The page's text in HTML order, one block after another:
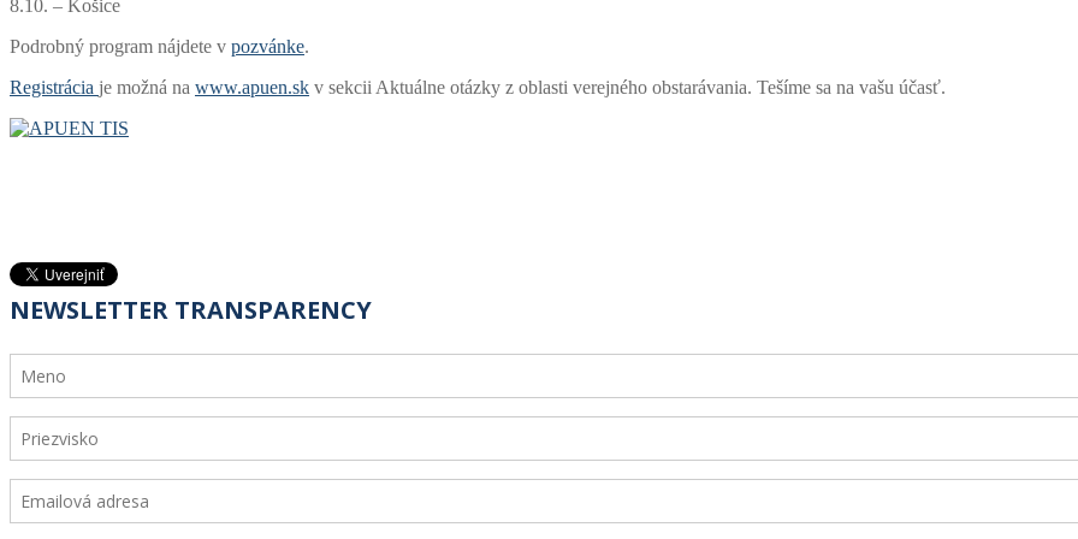
8.10. – Košice
Podrobný program nájdete v pozvánke.
Registrácia je možná na www.apuen.sk v sekcii Aktuálne otázky z oblasti verejného obstarávania. Tešíme sa na vašu účasť.